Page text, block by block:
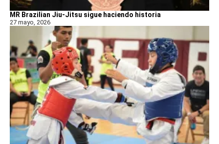
MR Brazilian Jiu-Jitsu sigue haciendo historia
27 mayo, 2026